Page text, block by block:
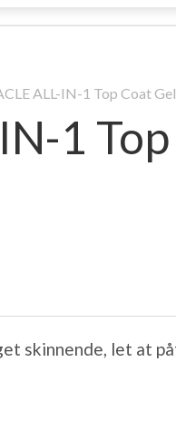
ALL-IN-1 Top Coat Gel
1
skinnende, let at